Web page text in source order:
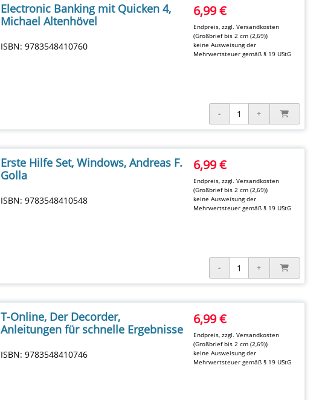
Electronic Banking mit Quicken 4,
Michael Altenhövel
ISBN: 9783548410760
6,99 €
Endpreis, zzgl.Versandkosten
(Großbrief bis 2 cm (2,69))
keine Ausweisung der
Mehrwertsteuer gemäß § 19 UStG
Erste Hilfe Set, Windows, Andreas F.
Golla
ISBN: 9783548410548
6,99 €
Endpreis, zzgl.Versandkosten
(Großbrief bis 2 cm (2,69))
keine Ausweisung der
Mehrwertsteuer gemäß § 19 UStG
T-Online, Der Decorder,
Anleitungen für schnelle Ergebnisse
ISBN: 9783548410746
6,99 €
Endpreis, zzgl.Versandkosten
(Großbrief bis 2 cm (2,69))
keine Ausweisung der
Mehrwertsteuer gemäß § 19 UStG